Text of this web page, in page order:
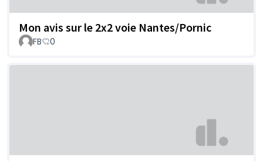
Mon avis sur le 2x2 voie Nantes/Pornic
FB 0